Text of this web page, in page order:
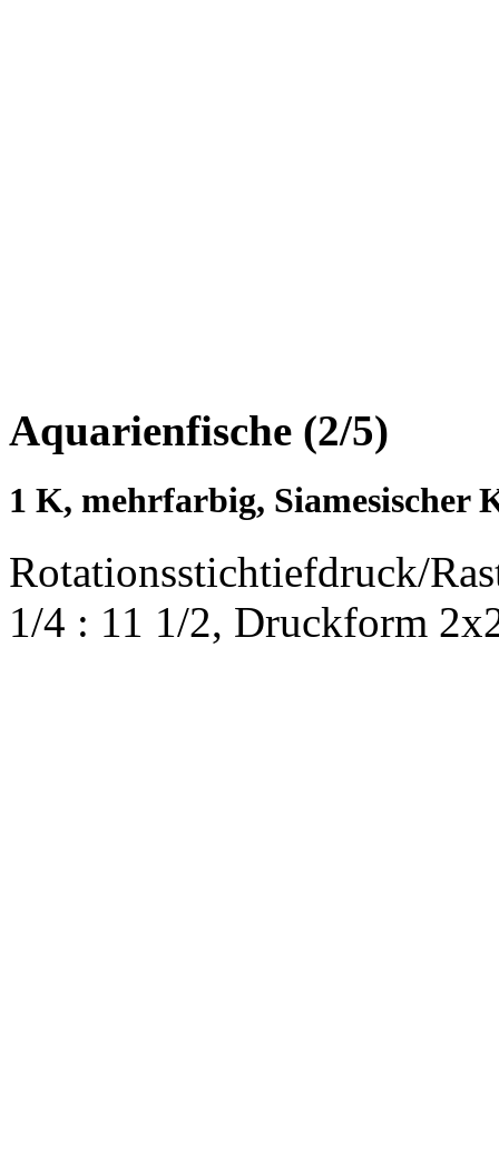
Aquarienfische (2/5)
1 K, mehrfarbig, Siamesischer
Rotationsstichtiefdruck/
1/4 : 11 1/2, Druckform